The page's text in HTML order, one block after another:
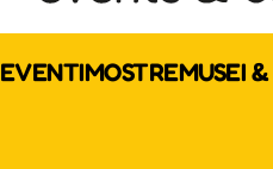
EVENTIMOSTREMUSEI